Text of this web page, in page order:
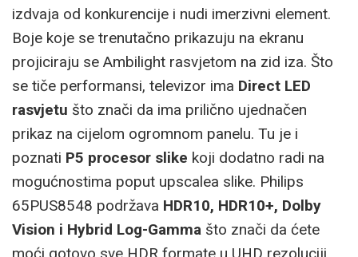
izdvaja od konkurencije i nudi imerzivni element.
Boje koje se trenutačno prikazuju na ekranu
projiciraju se Ambilight rasvjetom na zid iza. Što
se tiče performansi, televizor ima Direct LED
rasvjetu što znači da ima prilično ujednačen
prikaz na cijelom ogromnom panelu. Tu je i
poznati P5 procesor slike koji dodatno radi na
mogućnostima poput upscalea slike. Philips
65PUS8548 podržava HDR10, HDR10+, Dolby
Vision i Hybrid Log-Gamma što znači da ćete